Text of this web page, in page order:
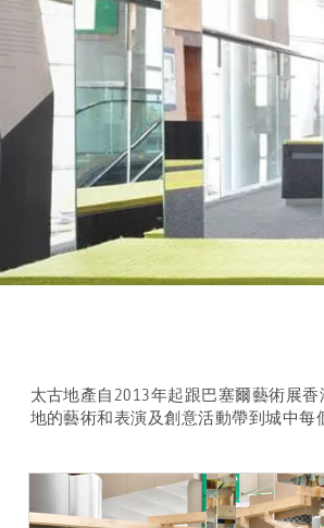
太古地產自2013年起跟巴塞爾藝術展
地的藝術和表演及創意活動帶到城中每